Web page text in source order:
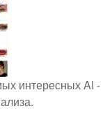
интересных AI -